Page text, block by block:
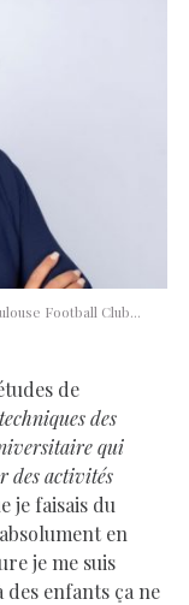
Football Club…
de
des
qui
des activités
je faisais du
en
je me suis
enfants ça ne